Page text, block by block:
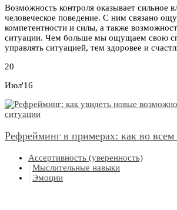
Возможность контроля оказывает сильное
человеческое поведение. С ним связано
компетентности и силы, а также
ситуации. Чем больше мы ощущаем свою
управлять ситуацией, тем здоровее и
20
Июл'16
Рефрейминг в примерах: как во всем
Ассертивность (уверенность)
| Мыслительные навыки
| Эмоции